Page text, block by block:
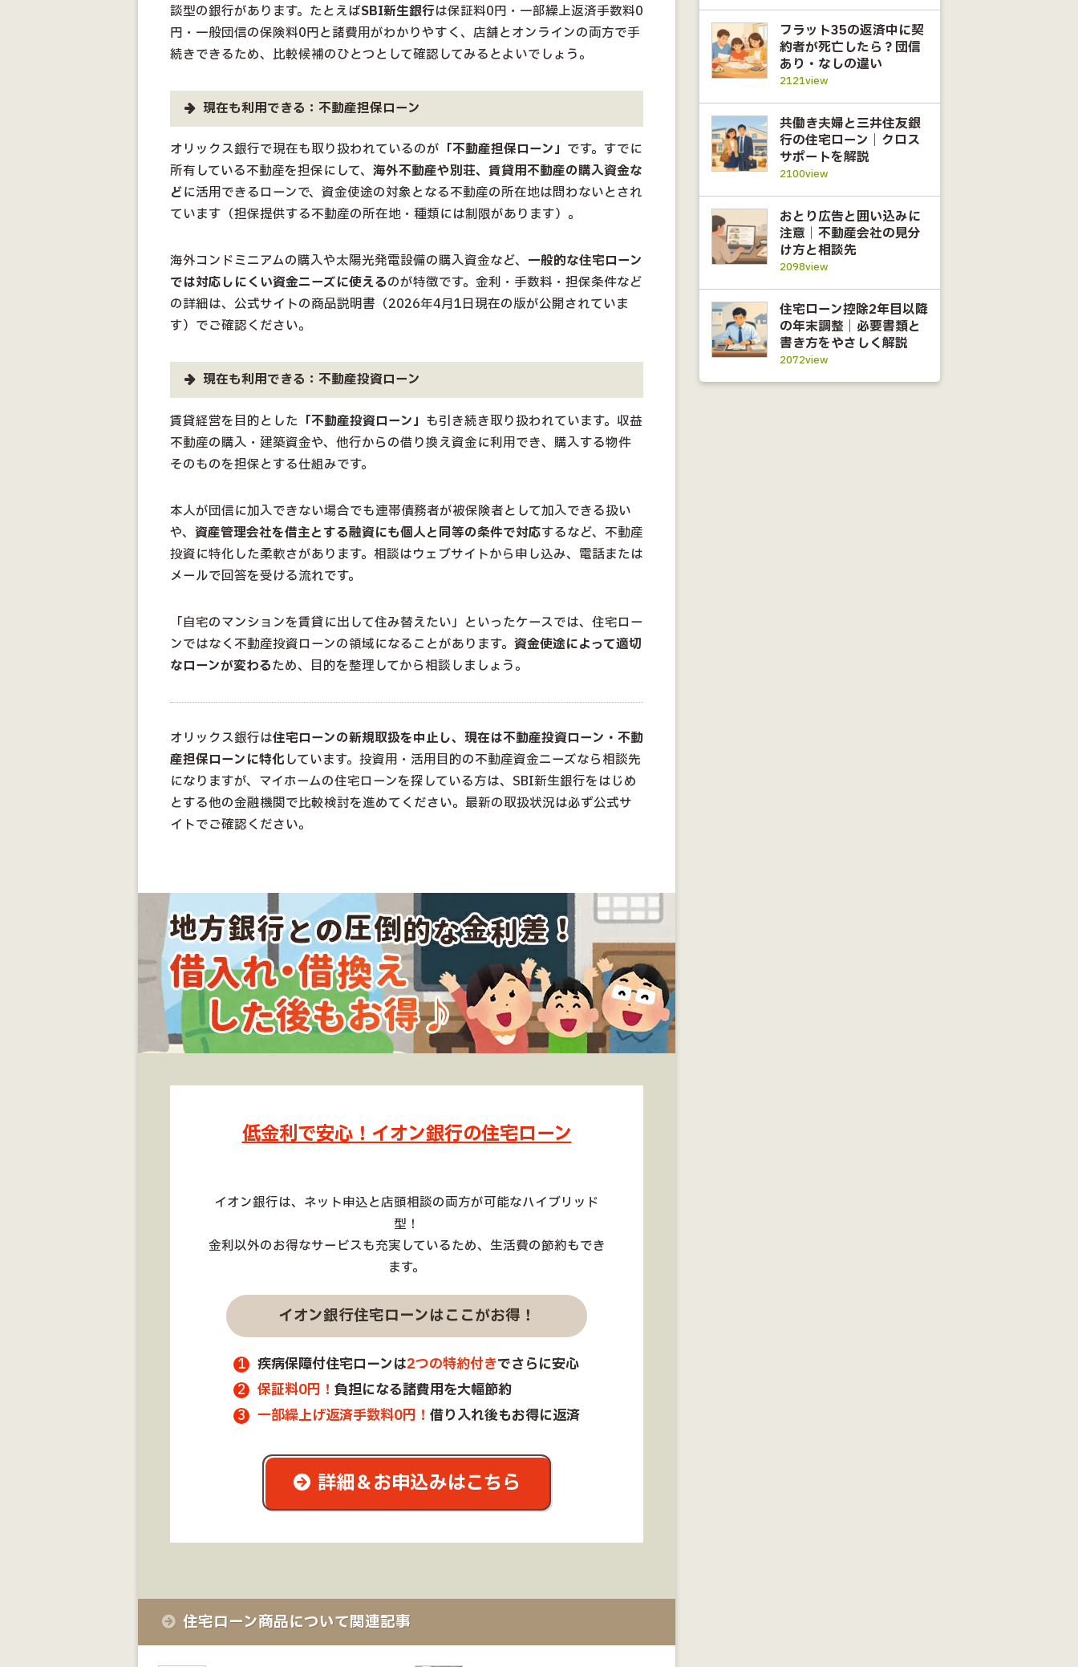
談型の銀行があります。たとえばSBI新生銀行は保証料0円・一部繰上返済手数料0
円・一般団信の保険料0円と諸費用がわかりやすく、店舗とオンラインの両方で手
続きできるため、比較候補のひとつとして確認してみるとよいでしょう。
現在も利用できる：不動産担保ローン
オリックス銀行で現在も取り扱われているのが 「不動産担保ローン」 です。すでに
所有している不動産を担保にして、 海外不動産や別荘、賃貸用不動産の購入資金な
どに活用できるローンで、資金使途の対象となる不動産の所在地は問わないとされ
ています（担保提供する不動産の所在地・種類には制限があります）。
海外コンドミニアムの購入や太陽光発電設備の購入資金など、 一般的な住宅ローン
では対応しにくい資金ニーズに使えるのが特徴です。金利・手数料・担保条件など
の詳細は、公式サイトの商品説明書（2026年4月1日現在の版が公開されていま
す）でご確認ください。
現在も利用できる：不動産投資ローン
賃貸経営を目的とした 「不動産投資ローン」 も引き続き取り扱われています。収益
不動産の購入・建築資金や、他行からの借り換え資金に利用でき、購入する物件
そのものを担保とする仕組みです。
本人が団信に加入できない場合でも連帯債務者が被保険者として加入できる扱い
や、 資産管理会社を借主とする融資にも個人と同等の条件で対応するなど、不動産
投資に特化した柔軟さがあります。相談はウェブサイトから申し込み、電話または
メールで回答を受ける流れです。
「自宅のマンションを賃貸に出して住み替えたい」といったケースでは、住宅ロー
ンではなく不動産投資ローンの領域になることがあります。 資金使途によって適切
なローンが変わるため、目的を整理してから相談しましょう。
オリックス銀行は住宅ローンの新規取扱を中止し、現在は不動産投資ローン・不動
産担保ローンに特化しています。投資用・活用目的の不動産資金ニーズなら相談先
になりますが、マイホームの住宅ローンを探している方は、SBI新生銀行をはじめ
とする他の金融機関で比較検討を進めてください。最新の取扱状況は必ず公式サ
イトでご確認ください。
低金利で安心！イオン銀行の住宅ローン
イオン銀行は、ネット申込と店頭相談の両方が可能なハイブリッド
型！
金利以外のお得なサービスも充実しているため、生活費の節約もでき
ます。
イオン銀行住宅ローンはここがお得！
疾病保障付住宅ローンは2つの特約付きでさらに安心
保証料0円！ 負担になる諸費用を大幅節約
一部繰上げ返済手数料0円！ 借り入れ後もお得に返済
詳細＆お申込みはこちら
住宅ローン商品について関連記事
フラット35の返済中に契
約者が死亡したら？団信
あり・なしの違い
2121view
共働き夫婦と三井住友銀
行の住宅ローン｜クロス
サポートを解説
2100view
おとり広告と囲い込みに
注意｜不動産会社の見分
け方と相談先
2098view
住宅ローン控除2年目以降
の年末調整｜必要書類と
書き方をやさしく解説
2072view